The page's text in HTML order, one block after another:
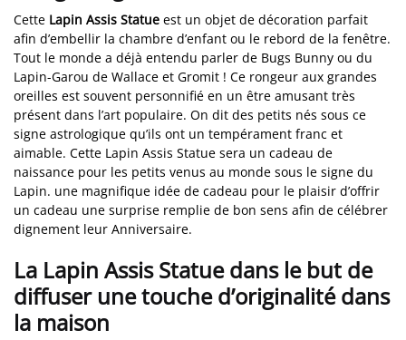
Cette Lapin Assis Statue est un objet de décoration parfait
afin d’embellir la chambre d’enfant ou le rebord de la fenêtre.
Tout le monde a déjà entendu parler de Bugs Bunny ou du
Lapin-Garou de Wallace et Gromit ! Ce rongeur aux grandes
oreilles est souvent personnifié en un être amusant très
présent dans l’art populaire. On dit des petits nés sous ce
signe astrologique qu’ils ont un tempérament franc et
aimable. Cette Lapin Assis Statue sera un cadeau de
naissance pour les petits venus au monde sous le signe du
Lapin. une magnifique idée de cadeau pour le plaisir d’offrir
un cadeau une surprise remplie de bon sens afin de célébrer
dignement leur Anniversaire.
La Lapin Assis Statue dans le but de
diffuser une touche d’originalité dans
la maison